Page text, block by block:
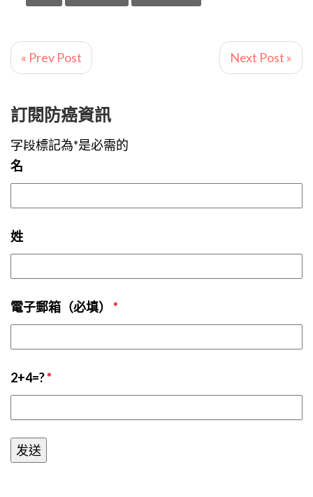
« Prev Post Next Post »
訂閱防癌資訊
字段標記為*是必需的
名
姓
電子郵箱（必填） *
2+4=?*